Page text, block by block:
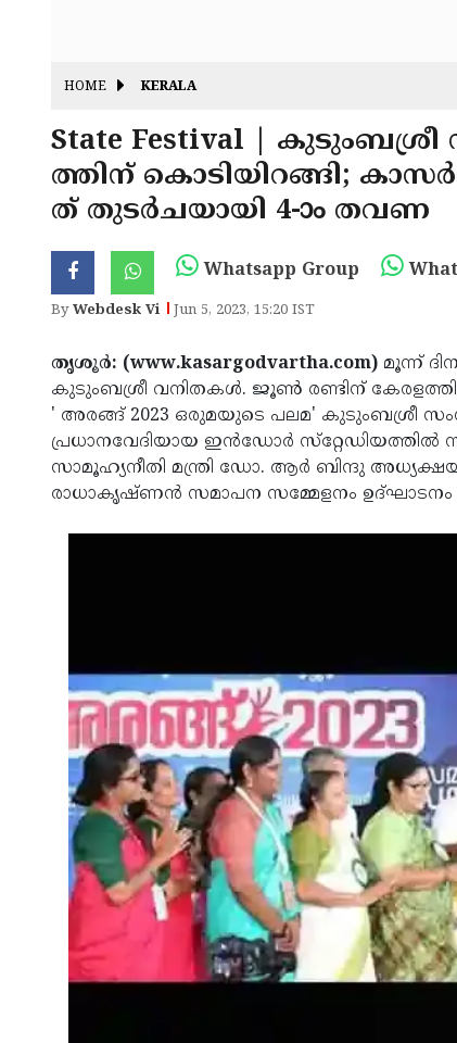
HOME KERALA
State Festival |
ത്തിന് കൊടിയിറങ്ങി;
ത് തുടർചയായി 4-ാം തവണ
Whatsapp Group
ByWebdesk Vi Jun 5, 2023, 15:20 IST
തൃശൂർ: (www.kasargodvartha.com) മൂന്ന്
കുടുംബശ്രീ വനിതകള്‍. ജൂണ്‍ രണ്ടിന്
' അരങ്ങ് 2023 ഒരുമയുടെ പലമ' കുടുംബശ്രീ
പ്രധാനവേദിയായ ഇന്‍ഡോര്‍ സ്‌റ്റേഡിയത്തില്‍
സാമൂഹ്യനീതി മന്ത്രി ഡോ. ആര്‍ ബിന്ദു
രാധാകൃഷ്ണന്‍ സമാപന സമ്മേളനം